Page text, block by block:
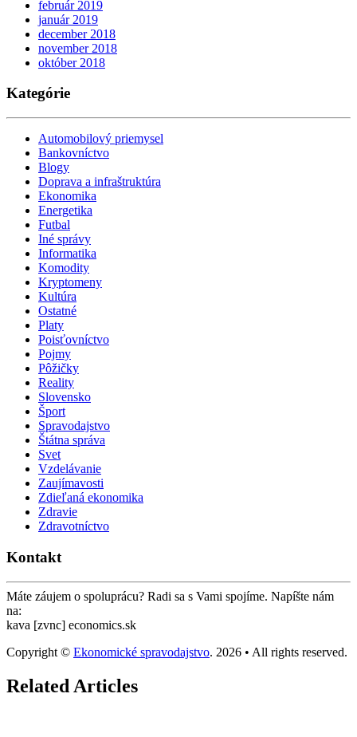
február 2019
január 2019
december 2018
november 2018
október 2018
Kategórie
Automobilový priemysel
Bankovníctvo
Blogy
Doprava a infraštruktúra
Ekonomika
Energetika
Futbal
Iné správy
Informatika
Komodity
Kryptomeny
Kultúra
Ostatné
Platy
Poisťovníctvo
Pojmy
Pôžičky
Reality
Slovensko
Šport
Spravodajstvo
Štátna správa
Svet
Vzdelávanie
Zaujímavosti
Zdieľaná ekonomika
Zdravie
Zdravotníctvo
Kontakt
Máte záujem o spoluprácu? Radi sa s Vami spojíme. Napíšte nám
na:
kava [zvnc] economics.sk
Copyright © Ekonomické spravodajstvo. 2026 • All rights reserved.
Related Articles